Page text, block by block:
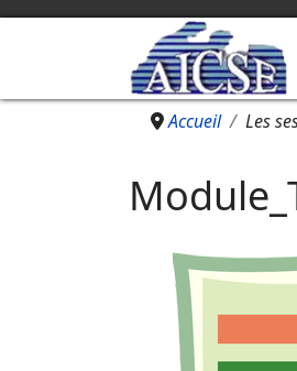
Accueil Les